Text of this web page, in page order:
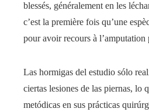
blessés, généralement en les
c’est la première fois qu’une
pour avoir recours à
Las hormigas del estudio sólo
ciertas lesiones de las piernas, lo
metódicas en sus prácticas